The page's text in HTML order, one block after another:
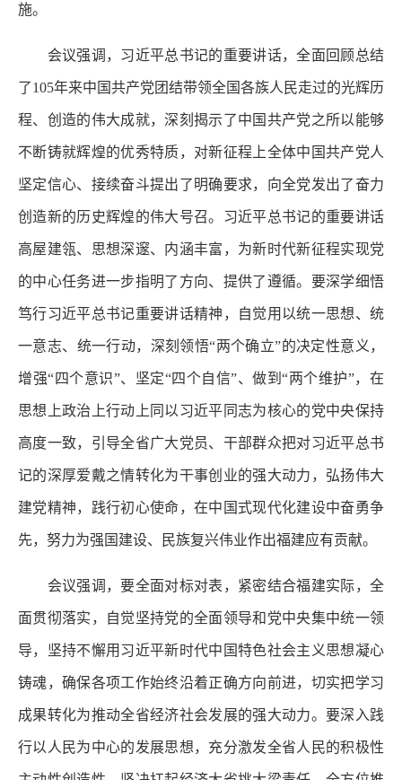
施。
会议强调，习近平总书记的重要讲话，全面回顾总结
了105年来中国共产党团结带领全国各族人民走过的光辉历
程、创造的伟大成就，深刻揭示了中国共产党之所以能够
不断铸就辉煌的优秀特质，对新征程上全体中国共产党人
坚定信心、接续奋斗提出了明确要求，向全党发出了奋力
创造新的历史辉煌的伟大号召。习近平总书记的重要讲话
高屋建瓴、思想深邃、内涵丰富，为新时代新征程实现党
的中心任务进一步指明了方向、提供了遵循。要深学细悟
笃行习近平总书记重要讲话精神，自觉用以统一思想、统
一意志、统一行动，深刻领悟“两个确立”的决定性意义，
增强“四个意识”、坚定“四个自信”、做到“两个维护”，在
思想上政治上行动上同以习近平同志为核心的党中央保持
高度一致，引导全省广大党员、干部群众把对习近平总书
记的深厚爱戴之情转化为干事创业的强大动力，弘扬伟大
建党精神，践行初心使命，在中国式现代化建设中奋勇争
先，努力为强国建设、民族复兴伟业作出福建应有贡献。
会议强调，要全面对标对表，紧密结合福建实际，全
面贯彻落实，自觉坚持党的全面领导和党中央集中统一领
导，坚持不懈用习近平新时代中国特色社会主义思想凝心
铸魂，确保各项工作始终沿着正确方向前进，切实把学习
成果转化为推动全省经济社会发展的强大动力。要深入践
行以人民为中心的发展思想，充分激发全省人民的积极性